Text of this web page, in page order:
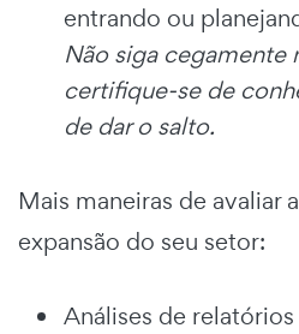
entrando ou
Não siga cegamente
certifique-se de
de dar o salto.
Mais maneiras de avaliar
expansão do seu setor:
Análises de